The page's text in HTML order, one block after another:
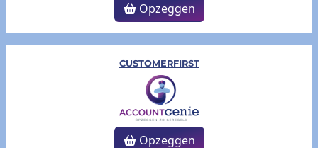
Opzeggen
CUSTOMERFIRST
Opzeggen